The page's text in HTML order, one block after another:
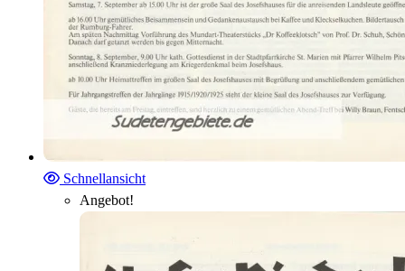
Schnellansicht
Angebot!